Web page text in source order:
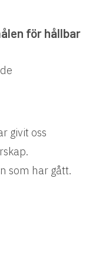
för hållbar
givit oss
som har gått.